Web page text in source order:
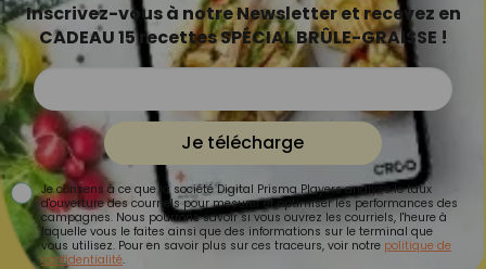
Inscrivez-vous à notre Newsletter et recevez en
CADEAU 15 recettes SPÉCIAL BRÛLE-GRAISSE !
Je télécharge
Je consens à ce que la société Digital Prisma Players analyse le taux
d'ouverture des courriels pour mesurer et optimiser les performances des
campagnes. Nous pourrons savoir si vous ouvrez les courriels, l'heure à
laquelle vous le faites ainsi que des informations sur le terminal que
vous utilisez. Pour en savoir plus sur ces traceurs, voir notre politique de
confidentialité.